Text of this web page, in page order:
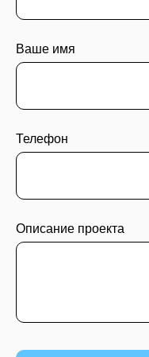
Ваше имя
Телефон
Описание проекта